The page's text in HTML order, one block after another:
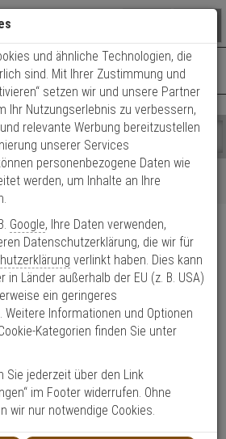
schließen
ARTIKEL IM WARENKORB
Ihr Warenkorb ist momentan leer.
()
Fertig
- Do.: 8:00 - 16:30 | Fr.: 8:00 - 14:00 Uhr
300WM
für PTZ Domes
- Modell: Hanwha Vision Montagezubehör
und ähnliche Technologien, die
sind. Mit Ihrer Zustimmung und
setzen wir und unsere Partner
Ihr Nutzungserlebnis zu verbessern,
relevante Werbung bereitzustellen
unserer Services
personenbezogene Daten wie
werden, um Inhalte an Ihre
Google, Ihre Daten verwenden,
Datenschutzerklärung, die wir für
verlinkt haben. Dies kann
Länder außerhalb der EU (z. B. USA)
ein geringeres
Informationen und Optionen
Kategorien finden Sie unter
Sie jederzeit über den Link
im Footer widerrufen. Ohne
wir nur notwendige Cookies.